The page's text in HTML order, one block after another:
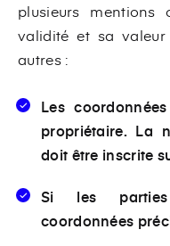
plusieurs mentions
validité et sa
autres :
Les
propriétaire. La
doit être inscrite
Si les parties
coordonnées